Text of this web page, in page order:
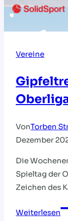
Vereine
VonTorben
Dezember
Die
Spieltag der
Zeichen des
Weiterlesen